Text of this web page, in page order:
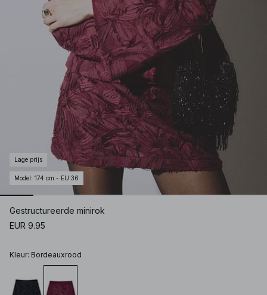
Lage prijs
Model : 174 cm - EU 36
Gestructureerde minirok
EUR 9.95
Kleur: Bordeauxrood